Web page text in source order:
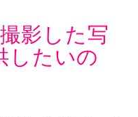
撮影した写
したいの